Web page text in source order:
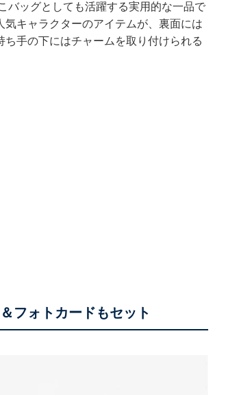
バッグとしても活躍する実用的な一品で
キャラクターのアイテムが、裏面には
手の下にはチャームを取り付けられる
フォトカードもセット